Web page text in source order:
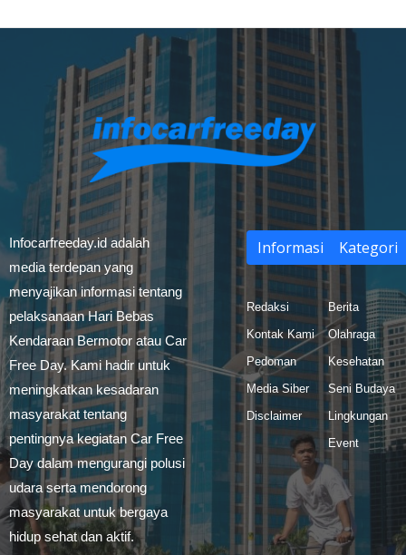
Infocarfreeday.id adalah
media terdepan yang
menyajikan informasi tentang
pelaksanaan Hari Bebas
Kendaraan Bermotor atau Car
Free Day. Kami hadir untuk
meningkatkan kesadaran
masyarakat tentang
pentingnya kegiatan Car Free
Day dalam mengurangi polusi
udara serta mendorong
masyarakat untuk bergaya
hidup sehat dan aktif.
Informasi
Redaksi
Kontak Kami
Pedoman
Media Siber
Disclaimer
Kategori
Berita
Olahraga
Kesehatan
Seni Budaya
Lingkungan
Event